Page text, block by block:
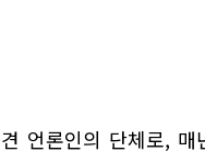
언론인의 단체로, 매